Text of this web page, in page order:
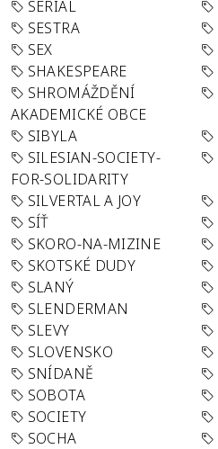
SERIÁL
SESTRA
SEX
SHAKESPEARE
SHROMÁŽDĚNÍ
AKADEMICKÉ OBCE
SIBYLA
SILESIAN-SOCIETY-
FOR-SOLIDARITY
SILVERTAL A JOY
SÍŤ
SKORO-NA-MIZINE
SKOTSKÉ DUDY
SLANÝ
SLENDERMAN
SLEVY
SLOVENSKO
SNÍDANĚ
SOBOTA
SOCIETY
SOCHA